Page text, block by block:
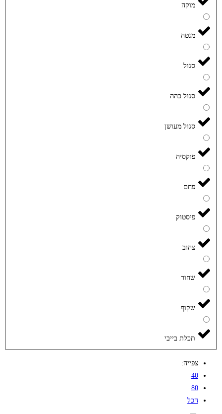
מוקה
מנטה
סגול
סגול כהה
סגול מעושן
פוקסיה
פחם
פיסטוק
צהוב
שחור
שקוף
תכלת בייבי
צפייה:
40
80
הכל